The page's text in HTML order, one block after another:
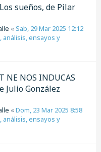
sueños, de Pilar
«Sab, 29 Mar 2025 12:12
análisis, ensayos y
NE NOS INDUCAS
Julio González
«Dom, 23 Mar 2025 8:58
análisis, ensayos y